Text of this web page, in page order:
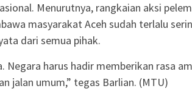
Menurutnya, rangkaian aksi
masyarakat Aceh sudah terlalu
dari semua pihak.
Negara harus hadir memberikan rasa
jalan umum,” tegas Barlian. (MTU)